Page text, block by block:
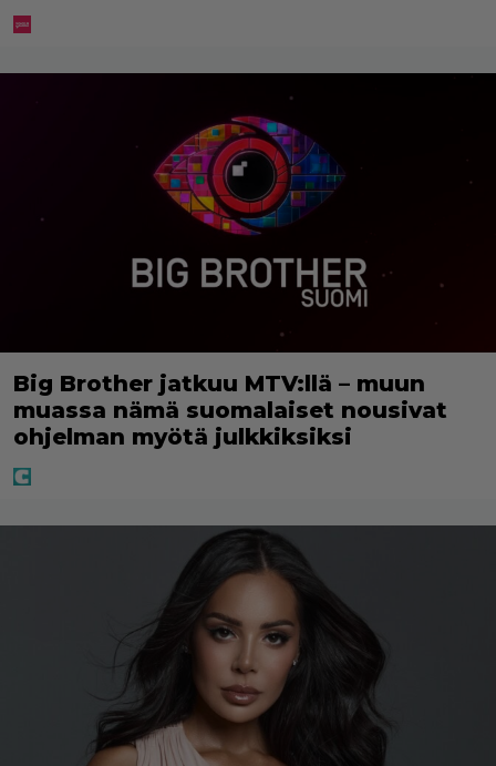
Big Brother jatkuu MTV:llä – muun
muassa nämä suomalaiset nousivat
ohjelman myötä julkkiksiksi